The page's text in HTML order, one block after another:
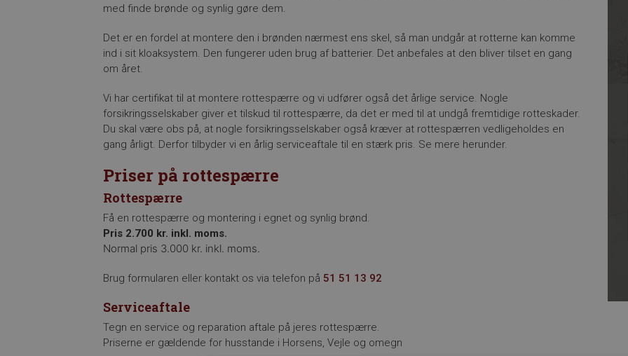
med finde brønde og synlig gøre dem.
Det er en fordel at montere den i brønden nærmest ens skel, så man undgår at rotterne kan komme
ind i sit kloaksystem. Den fungerer uden brug af batterier. Det anbefales at den bliver tilset en gang
om året.
Vi har certifikat til at montere rottespærre og vi udfører også det årlige service. Nogle
forsikringsselskaber giver et tilskud til rottespærre, da det er med til at undgå fremtidige rotteskader.
Du skal være obs på, at nogle forsikringsselskaber også kræver at rottespærren vedligeholdes en
gang årligt. Derfor tilbyder vi en årlig serviceaftale til en stærk pris. Se mere herunder.
Priser på rottespærre
Rottespærre
Få en rottespærre og montering i egnet og synlig brønd.
Pris 2.700 kr. inkl. moms.
Normal pris 3.000 kr. inkl. moms.
Brug formularen eller kontakt os via telefon på 51 51 13 92
Serviceaftale
Tegn en service og reparation aftale på jeres rottespærre.
Priserne er gældende for husstande i Horsens, Vejle og omegn